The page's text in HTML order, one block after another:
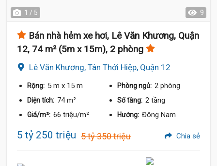
1 / 5 9
Bán nhà hẻm xe hơi, Lê Văn Khương, Quận
12, 74 m² (5m x 15m), 2 phòng
Lê Văn Khương, Tân Thới Hiệp, Quận 12
Rộng: 5 m x 15 m Phòng ngủ: 2 phòng
Diện tích: 74 m² Số tầng: 2 tầng
Giá/m²: 66 triệu/m² Hướng: Đông Nam
5 tỷ 250 triệu 5 tỷ 350 triệu Chia sẻ